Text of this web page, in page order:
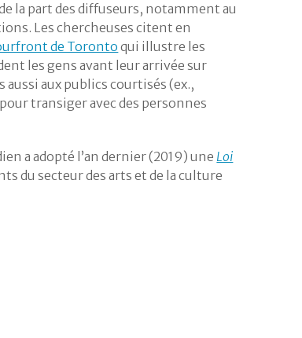
la part des diffuseurs, notamment au
Les chercheuses citent en
de Torontoqui illustre les
les gens avant leur arrivée sur
aux publics courtisés (ex.,
transiger avec des personnes
a adopté l’an dernier (2019) une Loi
du secteur des arts et de la culture